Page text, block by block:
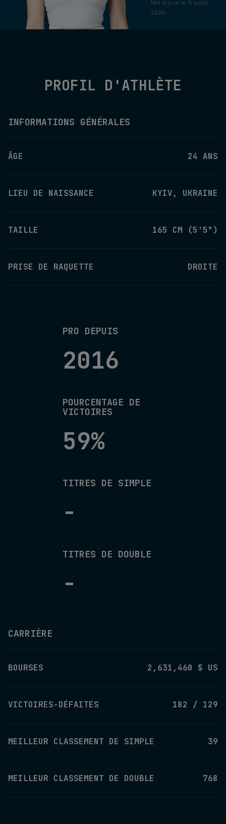
Mis à jour le: 8 août
2026
PROFIL D'ATHLÈTE
INFORMATIONS GÉNÉRALES
ÂGE 24 ANS
LIEU DE NAISSANCE KYIV, UKRAINE
TAILLE 165 CM (5'5")
PRISE DE RAQUETTE DROITE
PRO DEPUIS
2016
POURCENTAGE DE
VICTOIRES
59%
TITRES DE SIMPLE
-
TITRES DE DOUBLE
-
CARRIÈRE
BOURSES 2,631,460 $ US
VICTOIRES-DÉFAITES 182 / 129
MEILLEUR CLASSEMENT DE SIMPLE 39
MEILLEUR CLASSEMENT DE DOUBLE 768